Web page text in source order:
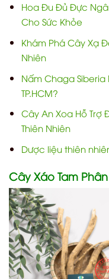
Hoa Đu Đủ Đực
Cho Sức Khỏe
Khám Phá Cây Xạ
Nhiên
Nấm Chaga
TP.HCM?
Cây An Xoa Hỗ Trợ
Thiên Nhiên
Dược liệu thiên
Cây Xáo Tam